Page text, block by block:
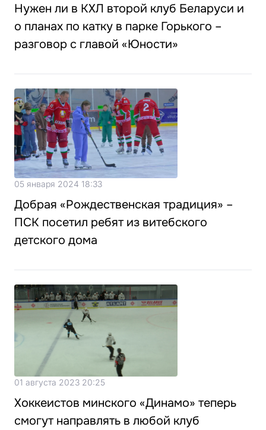
Нужен ли в КХЛ второй клуб Беларуси и
о планах по катку в парке Горького –
разговор с главой «Юности»
05 января 2024 18:33
Добрая «Рождественская традиция» –
ПСК посетил ребят из витебского
детского дома
01 августа 2023 20:25
Хоккеистов минского «Динамо» теперь
смогут направлять в любой клуб